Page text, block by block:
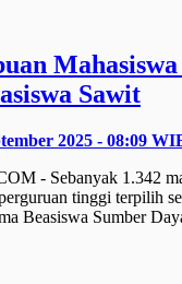
Sawit
2025 - 08:09
- Sebanyak 1.342
tinggi terpilih
Beasiswa Sumber